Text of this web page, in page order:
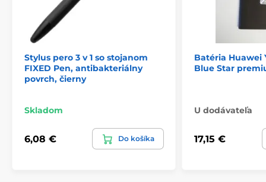
Stylus pero 3 v 1 so stojanom
FIXED Pen, antibakteriálny
povrch, čierny
Skladom
6,08 € Do košíka
Batéria Huawei
Blue Star
U dodávateľa
17,15 €